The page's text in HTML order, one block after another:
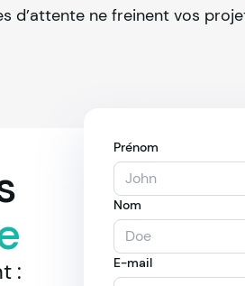
d’attente ne freinent vos
:
Prénom
Nom
E-mail